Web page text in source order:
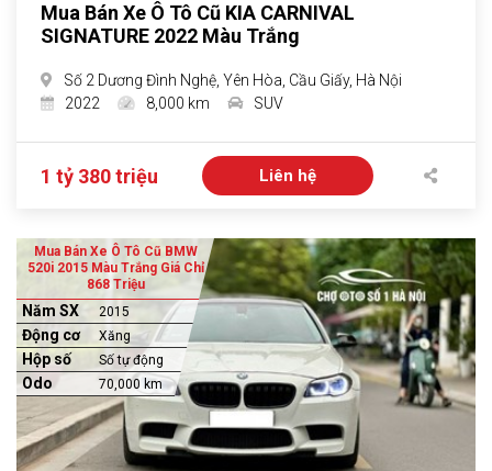
Mua Bán Xe Ô Tô Cũ KIA CARNIVAL
SIGNATURE 2022 Màu Trắng
Số 2 Dương Đình Nghệ, Yên Hòa, Cầu Giấy, Hà Nội
2022
8,000 km SUV
1 tỷ 380 triệu Liên hệ
Mua Bán Xe Ô Tô Cũ BMW
520i 2015 Màu Trắng Giá Chỉ
868 Triệu
Năm SX 2015
Động cơ Xăng
Hộp số Số tự động
Odo 70,000 km